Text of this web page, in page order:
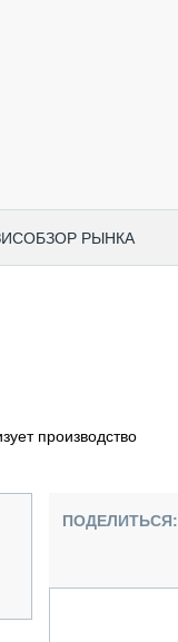
ОБЗОР РЫНКА
ТЕХНИКА
ТРАНСПОРТ
производство
ПОДЕЛИТЬСЯ: